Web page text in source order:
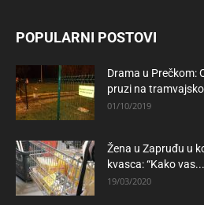
POPULARNI POSTOVI
Drama u Prečkom:
pruzi na
01/10/2019
Žena u Zapruđu u
kvasca: “Kako vas...
19/03/2020